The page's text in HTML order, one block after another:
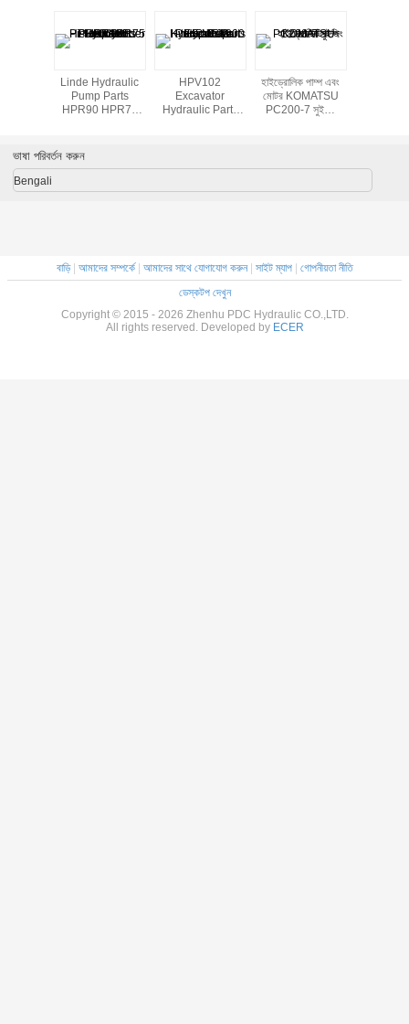
Linde Hydraulic
Pump Parts
HPR90 HPR75
HPV102
Excavator
Hydraulic Parts
হাইড্রোলিক পাম্প এবং
মোটর KOMATSU
PC200-7 সুইজিং
ভাষা পরিবর্তন করুন
Bengali
বাড়ি| আমাদের সম্পর্কে| আমাদের সাথে যোগাযোগ করুন| সাইট ম্যাপ| গোপনীয়তা নীতি
ডেস্কটপ দেখুন
Copyright © 2015 - 2026 Zhenhu PDC Hydraulic CO.,LTD.
All rights reserved. Developed by ECER